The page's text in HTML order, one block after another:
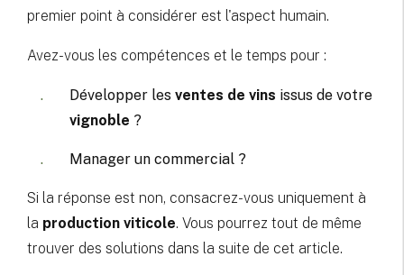
premier point à considérer est l'aspect humain.
Avez-vous les compétences et le temps pour :
Développer les ventes de vins issus de votre
vignoble ?
Manager un commercial ?
Si la réponse est non, consacrez-vous uniquement à
la production viticole. Vous pourrez tout de même
trouver des solutions dans la suite de cet article.